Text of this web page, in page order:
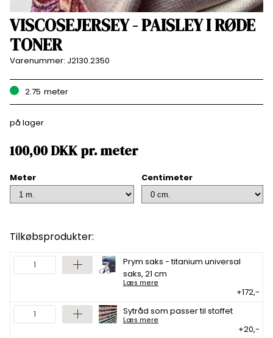
VISCOSEJERSEY - PAISLEY I RØDE
TONER
Varenummer: J2130.2350
2.75 meter
på lager
100,00DKKpr.meter
Meter Centimeter
Tilkøbsprodukter:
Prym saks - titanium universal
saks, 21 cm
Læs mere
+172,-
Sytråd som passer til stoffet
Læs mere
+20,-